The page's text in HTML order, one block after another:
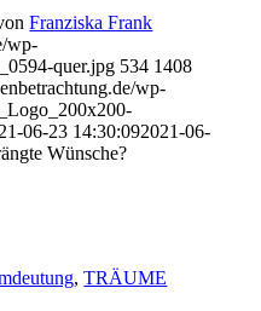
Franziska Frank
wp-
quer.jpg 534 1408
wp-
06-23 14:30:092021-06-
Wünsche?
,TRÄUME